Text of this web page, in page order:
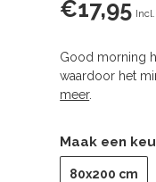
€17,95
Good morning
waardoor het
meer.
Maak een
80x200 cm